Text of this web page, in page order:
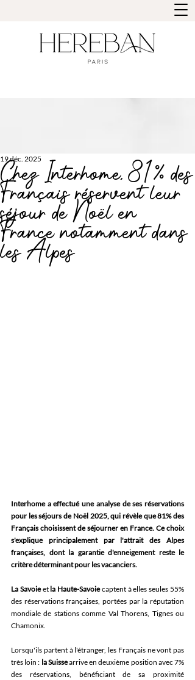
Chez Interhome, 81% des
Français réservent leur
séjour de Noël en
France notamment dans
les Alpes
19 déc. 2025
Interhome a effectué une analyse de ses réservations
pour les séjours de Noël 2025, qui révèle que 81% des
Français choisissent de séjourner en France. Ce choix
s'explique principalement par l'attrait des Alpes
françaises, dont la garantie d'enneigement reste le
critère déterminant pour les vacanciers.
La Savoie et la Haute-Savoie captent à elles seules 55%
des réservations françaises, portées par la réputation
mondiale de stations comme Val Thorens, Tignes ou
Chamonix.
Lorsqu'ils partent à l'étranger, les Français ne vont pas
très loin : la Suisse arrive en deuxième position avec 7%
des réservations, bénéficiant de sa proximité